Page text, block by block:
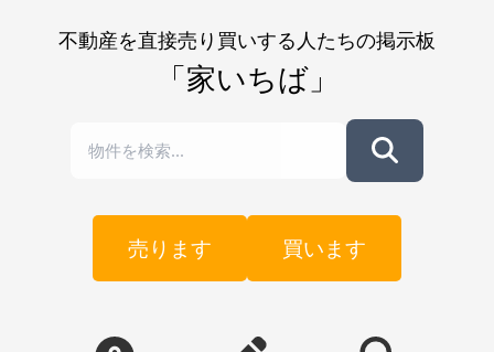
不動産を直接売り買いする人たちの掲示板
「家いちば」
売ります 買います